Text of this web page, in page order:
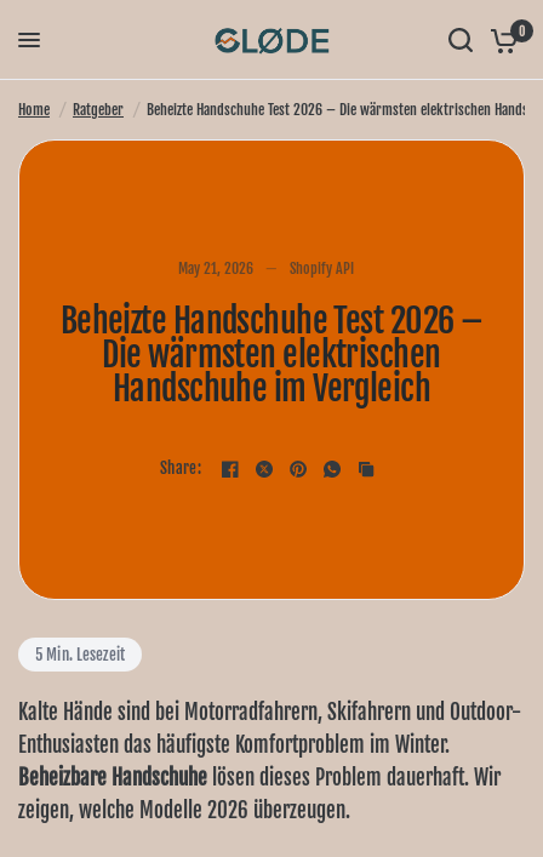
0
Home / Ratgeber / Beheizte Handschuhe Test 2026 – Die wärmsten elektrischen
May 21, 2026 Shopify API
Beheizte Handschuhe Test 2026 –
Die wärmsten elektrischen
Handschuhe im Vergleich
Share:
5 Min. Lesezeit
Kalte Hände sind bei Motorradfahrern, Skifahrern und Outdoor-
Enthusiasten das häufigste Komfortproblem im Winter.
Beheizbare Handschuhe lösen dieses Problem dauerhaft. Wir
zeigen, welche Modelle 2026 überzeugen.